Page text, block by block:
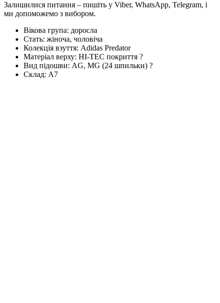
Залишилися питання – пишіть у Viber, WhatsApp, Telegram, і
ми допоможемо з вибором.
Вікова група: доросла
Стать: жіноча, чоловіча
Колекція взуття: Adidas Predator
Матеріал верху: HI-TEC покриття ?
Вид підошви: AG, MG (24 шпильки) ?
Склад: А7